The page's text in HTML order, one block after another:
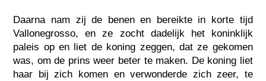
Daarna nam zij de benen en bereikte in korte tijd
Vallonegrosso, en ze zocht dadelijk het koninklijk
paleis op en liet de koning zeggen, dat ze gekomen
was, om de prins weer beter te maken. De koning liet
haar bij zich komen en verwonderde zich zeer, te